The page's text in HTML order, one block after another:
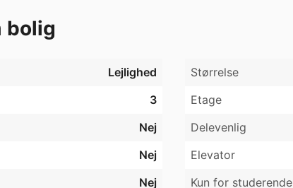
af parkering til egen bil på ejendommens areal.
bolig
Lejlighed Størrelse
3 Etage
Nej Delevenlig
Nej Elevator
Nej Kun for studerende